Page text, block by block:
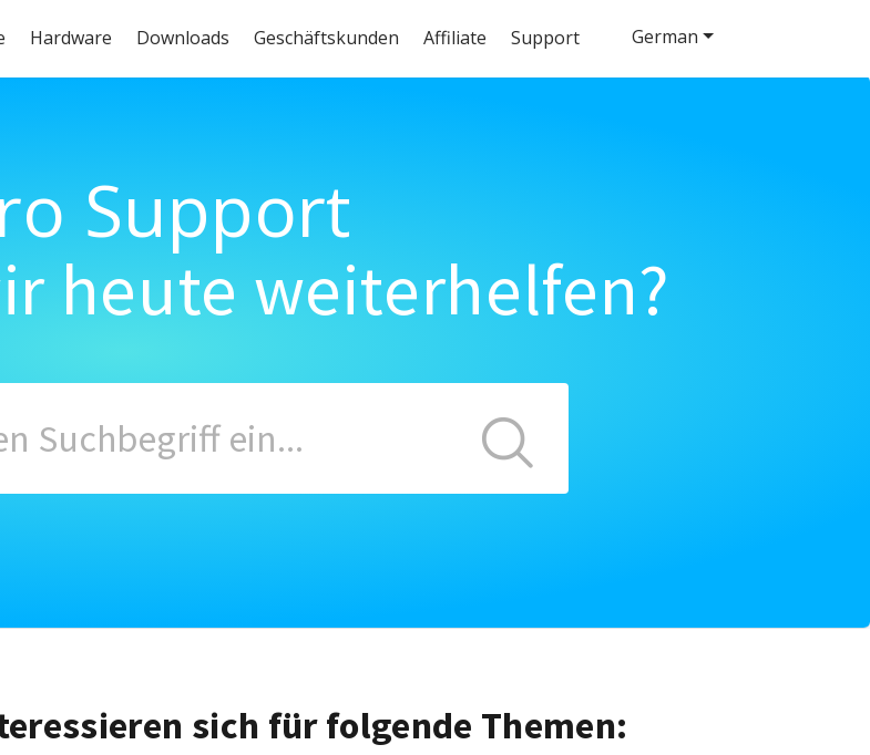
Hardware Downloads Geschäftskunden Affiliate Support
Support
heute weiterhelfen?
sich für folgende Themen:
German